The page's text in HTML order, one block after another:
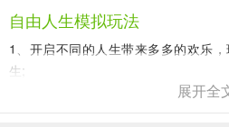
自由人生模拟玩法
1、开启不同的人生带来多多的欢乐
生;
展开全